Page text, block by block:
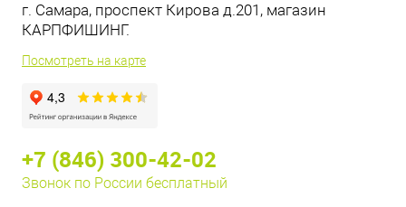
г. Самара, проспект Кирова д.201, магазин
КАРПФИШИНГ.
Посмотреть на карте
+7 (846) 300-42-02
Звонок по России бесплатный